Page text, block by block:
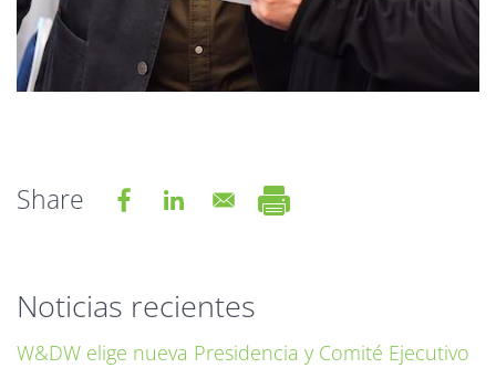
Share
Noticias recientes
W&DW elige nueva Presidencia y Comité Ejecutivo